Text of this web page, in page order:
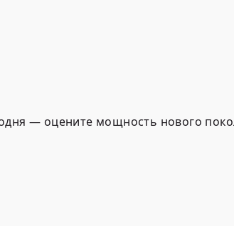
— оцените мощность нового